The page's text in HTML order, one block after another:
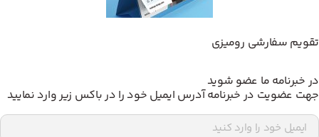
سفارشی رومیزی
خبرنامه ما عضو شوید
عضویت در خبرنامه آدرس ایمیل خود را در باکس زیر وارد نمایید